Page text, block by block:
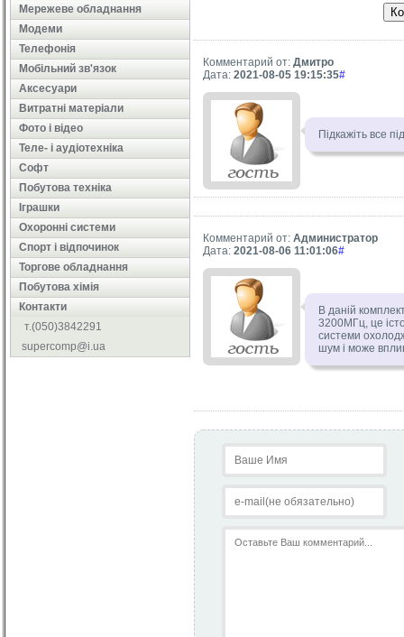
Мережеве обладнання
Модеми
Телефонія
Мобільний зв'язок
Аксесуари
Витратні матеріали
Фото і відео
Теле- і аудіотехніка
Софт
Побутова техніка
Іграшки
Охоронні системи
Cпорт і відпочинок
Торгове обладнання
Побутова хімія
Контакти
т.(050)3842291
supercomp@i.ua
Комментарий от: Дмитро
Дата: 2021-08-05 19:15:35#
Підкажіть все
Комментарий от: Администратор
Дата: 2021-08-06 11:01:06#
В даній
3200МГц, це
системи
шум і може